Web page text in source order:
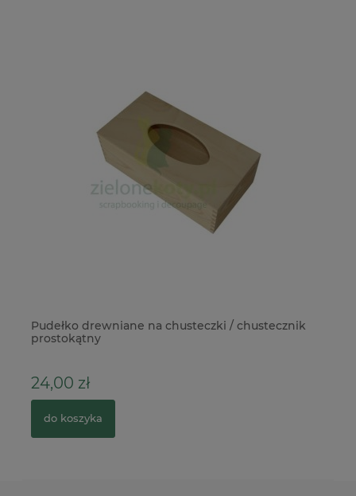
Pudełko drewniane na chusteczki / chustecznik
prostokątny
24,00 zł
do koszyka